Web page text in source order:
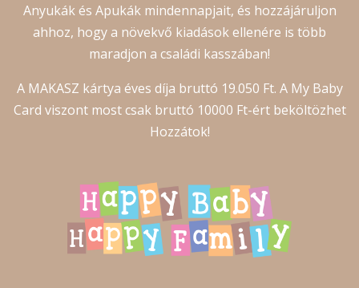
Anyukák és Apukák mindennapjait, és hozzájáruljon
ahhoz, hogy a növekvő kiadások ellenére is több
maradjon a családi kasszában!
A MAKASZ kártya éves díja bruttó 19.050 Ft. A My Baby
Card viszont most csak bruttó 10000 Ft-ért beköltözhet
Hozzátok!